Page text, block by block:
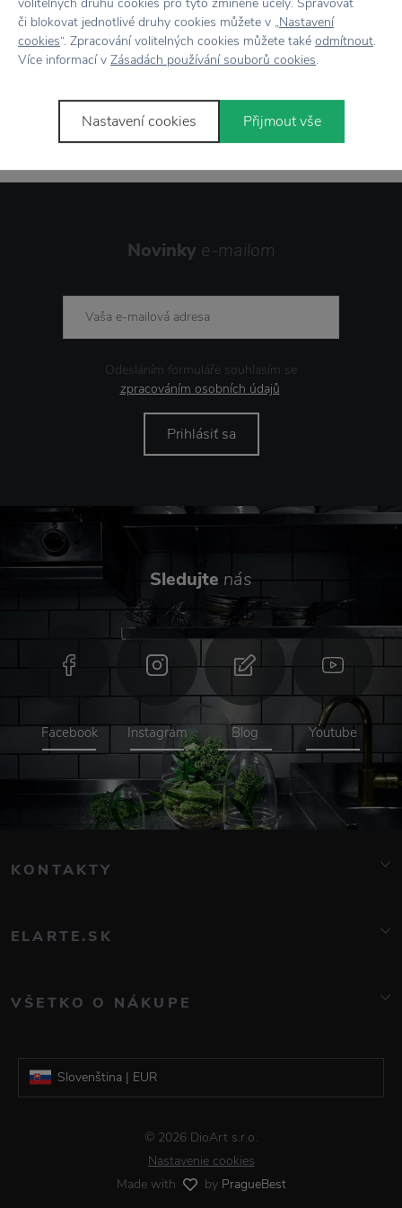
Novinky e-mailom
Odesláním formuláře souhlasím se
zpracováním osobních údajů.
Prihlásiť sa
Sledujte nás
Facebook Instagram Blog Youtube
KONTAKTY
+420 776 081 000
ELARTE.SK
O nás
Galerie DioArt
VŠETKO O NÁKUPE
Doprava a platba
Obchodné podmienky
Informácie o spracovaní osobných údajov
Slovenština | EUR
© 2026 DioArt s.r.o.
Nastavenie cookies
Made with
by PragueBest
volitelných druhů cookies pro tyto zmíněné účely. Spravovat
či blokovat jednotlivé druhy cookies můžete v „Nastavení
cookies“. Zpracování volitelných cookies můžete také odmítnout.
Více informací v Zásadách používání souborů cookies.
Nastavení cookies Přijmout vše